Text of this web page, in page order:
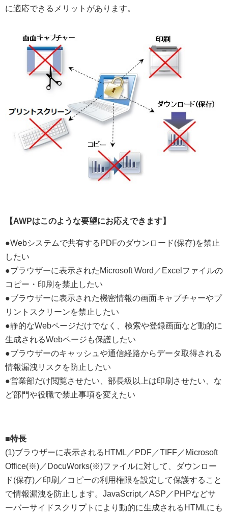
に適応できるメリットがあります。
【AWPはこのような要望にお応えできます】
●Webシステムで共有するPDFのダウンロード(保存)を禁止
したい
●ブラウザーに表示されたMicrosoft Word／Excelファイルの
コピー・印刷を禁止したい
●ブラウザーに表示された機密情報の画面キャプチャーやプ
リントスクリーンを禁止したい
●静的なWebページだけでなく、検索や登録画面など動的に
生成されるWebページも保護したい
●ブラウザーのキャッシュや通信経路からデータ取得される
情報漏洩リスクを防止したい
●営業部だけ閲覧させたい、部長級以上は印刷させたい、な
ど部門や役職で禁止事項を変えたい
■特長
(1)ブラウザーに表示されるHTML／PDF／TIFF／Microsoft
Office(※)／DocuWorks(※)ファイルに対して、ダウンロー
ド(保存)／印刷／コピーの利用権限を設定して保護すること
で情報漏洩を防止します。JavaScript／ASP／PHPなどサ
ーバーサイドスクリプトにより動的に生成されるHTMLにも